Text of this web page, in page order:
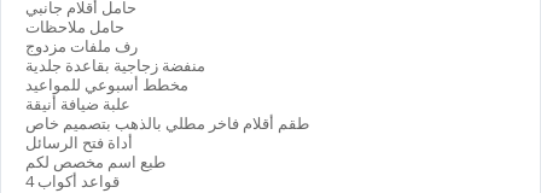
حامل ملاحظات
رف ملفات مزدوج
منفضة زجاجية بقاعدة جلدية
مخطط أسبوعي للمواعيد
علبة ضيافة أنيقة
طقم أقلام فاخر مطلي بالذهب بتصميم خاص
أداة فتح الرسائل
طبع اسم مخصص لكم
4 قواعد أكواب